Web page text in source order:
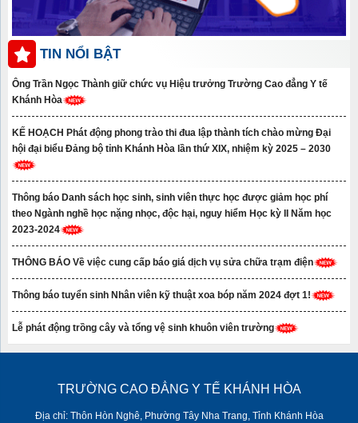
TIN NỔI BẬT
Ông Trần Ngọc Thành giữ chức vụ Hiệu trưởng Trường Cao đẳng Y tế
Khánh Hòa
KẾ HOẠCH Phát động phong trào thi đua lập thành tích chào mừng Đại
hội đại biểu Đảng bộ tỉnh Khánh Hòa lần thứ XIX, nhiệm kỳ 2025 – 2030
Thông báo Danh sách học sinh, sinh viên thực học được giảm học phí
theo Ngành nghề học nặng nhọc, độc hại, nguy hiểm Học kỳ II Năm học
2023-2024
THÔNG BÁO Về việc cung cấp báo giá dịch vụ sửa chữa trạm điện
Thông báo tuyển sinh Nhân viên kỹ thuật xoa bóp năm 2024 đợt 1!
Lễ phát động trồng cây và tổng vệ sinh khuôn viên trường
TRƯỜNG CAO ĐẲNG Y TẾ KHÁNH HÒA
Địa chỉ: Thôn Hòn Nghê, Phường Tây Nha Trang, Tỉnh Khánh Hòa